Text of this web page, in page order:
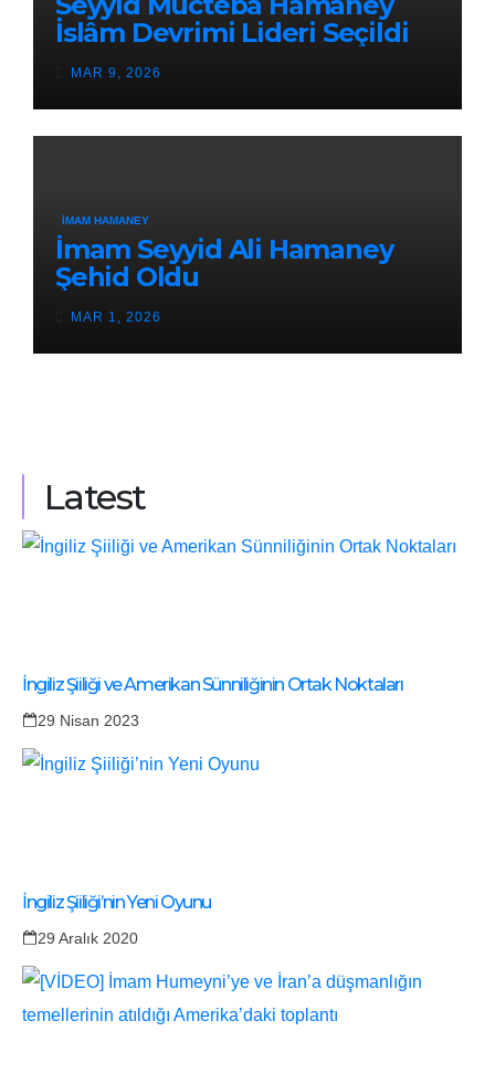
İslâm Devrimi Lideri Seçildi
MAR 9, 2026
İMAM HAMANEY
İmam Seyyid Ali Hamaney
Şehid Oldu
MAR 1, 2026
Latest
İngiliz Şiiliği ve Amerikan Sünniliğinin Ortak Noktaları
29 Nisan 2023
İngiliz Şiiliği’nin Yeni Oyunu
29 Aralık 2020